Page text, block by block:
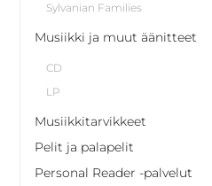
Sylvanian Families
Musiikki ja muut äänitteet
CD
LP
Musiikkitarvikkeet
Pelit ja palapelit
Personal Reader -palvelut